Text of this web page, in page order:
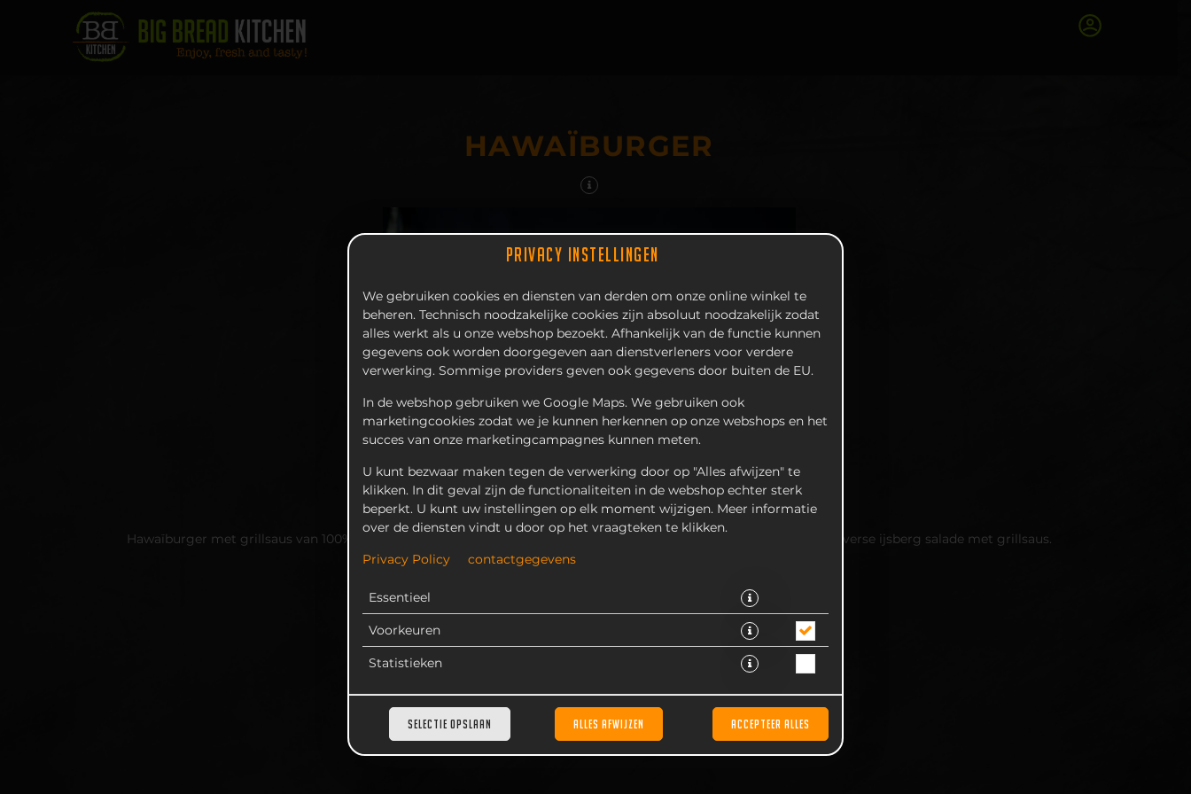
PRIVACY INSTELLINGEN
We gebruiken cookies en diensten van derden om onze online winkel te
beheren. Technisch noodzakelijke cookies zijn absoluut noodzakelijk zodat
alles werkt als u onze webshop bezoekt. Afhankelijk van de functie kunnen
gegevens ook worden doorgegeven aan dienstverleners voor verdere
verwerking. Sommige providers geven ook gegevens door buiten de EU.
In de webshop gebruiken we Google Maps. We gebruiken ook
marketingcookies zodat we je kunnen herkennen op onze webshops en het
succes van onze marketingcampagnes kunnen meten.
U kunt bezwaar maken tegen de verwerking door op "Alles afwijzen" te
klikken. In dit geval zijn de functionaliteiten in de webshop echter sterk
beperkt. U kunt uw instellingen op elk moment wijzigen. Meer informatie
over de diensten vindt u door op het vraagteken te klikken.
Privacy Policy contactgegevens
Essentieel
Voorkeuren
Statistieken
SELECTIE OPSLAAN ALLES AFWIJZEN ACCEPTEER ALLES
HAWAÏBURGER
Hawaïburger met grillsaus van 100% rundvlees, schijf ananas, mee gesmolten kaas, ui, tomaat, komkommer en dagverse ijsberg salade met grillsaus.
* Door lokale acties kunnen prijzen per winkel afwijken.